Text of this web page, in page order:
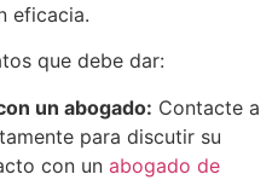
eficacia.
que debe dar:
un abogado: Contacte a
para discutir su
con un abogado de